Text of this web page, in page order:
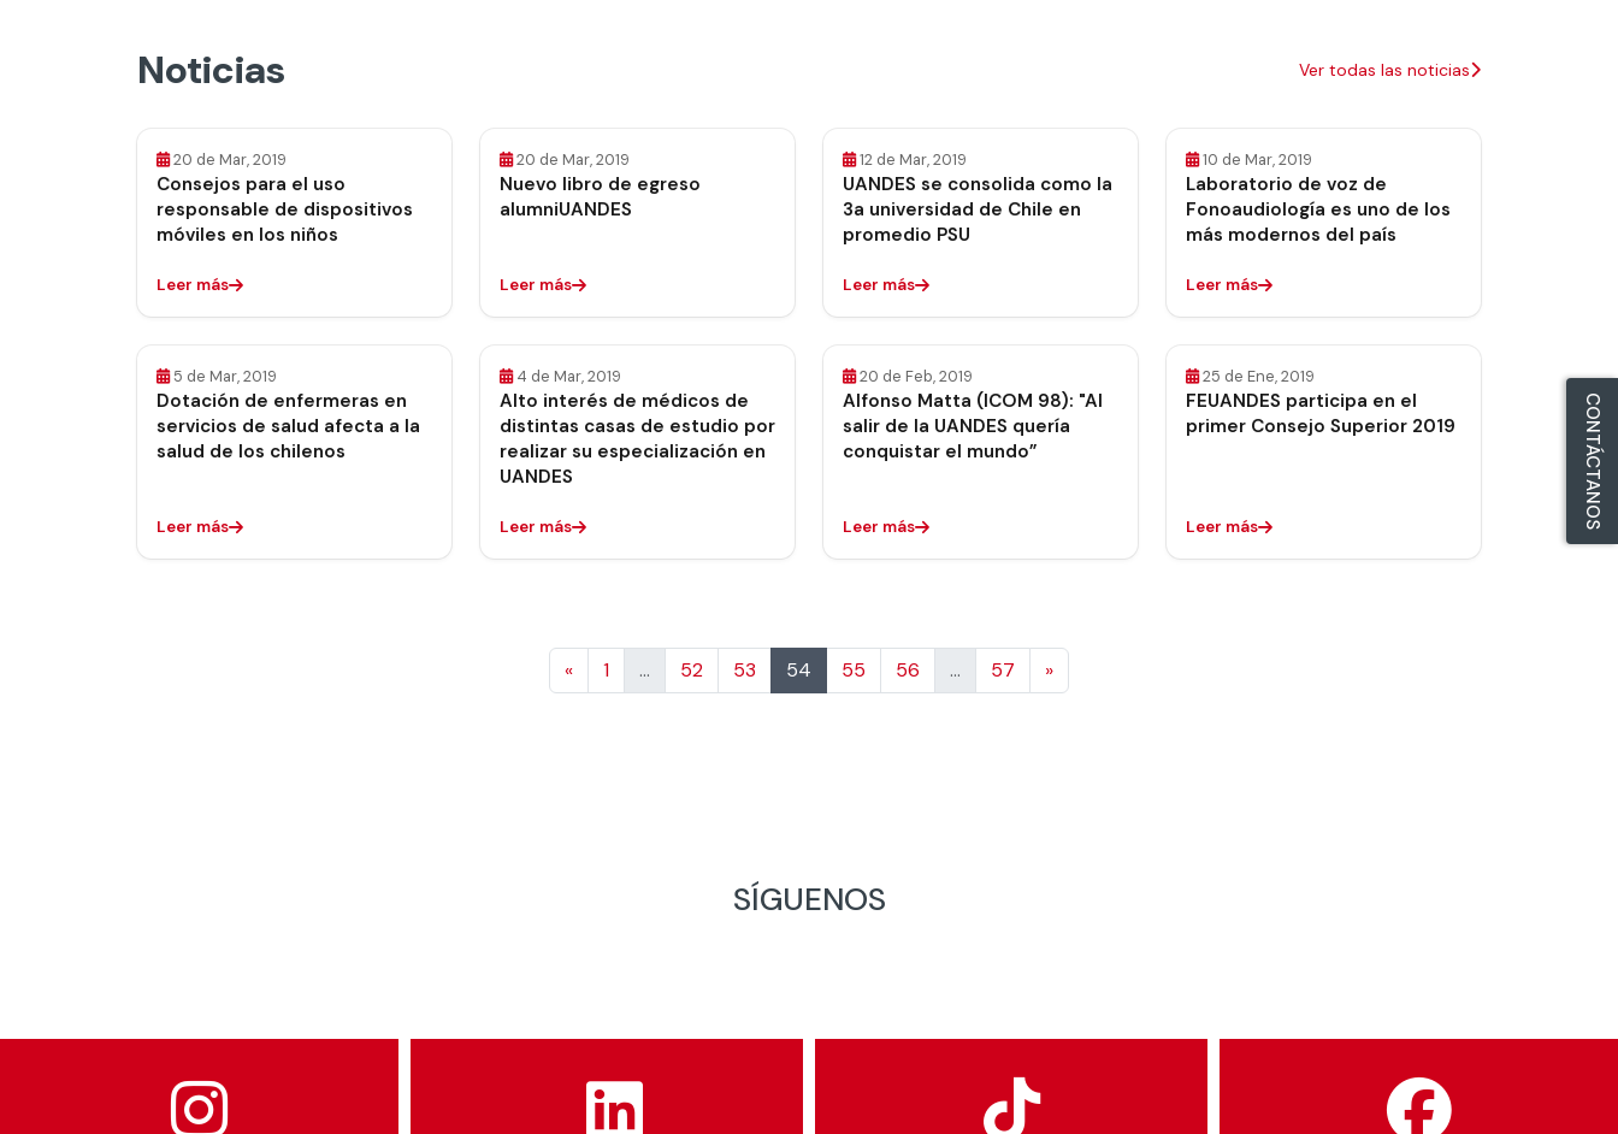
Noticias Ver todas las noticias
20 de Mar, 2019
Consejos para el uso
responsable de dispositivos
móviles en los niños
Leer más
20 de Mar, 2019
Nuevo libro de egreso
alumniUANDES
Leer más
12 de Mar, 2019
UANDES se consolida como la
3a universidad de Chile en
promedio PSU
Leer más
10 de Mar, 2019
Laboratorio de voz de
Fonoaudiología es uno de los
más modernos del país
Leer más
5 de Mar, 2019
Dotación de enfermeras en
servicios de salud afecta a la
salud de los chilenos
Leer más
4 de Mar, 2019
Alto interés de médicos de
distintas casas de estudio por
realizar su especialización en
UANDES
Leer más
20 de Feb, 2019
Alfonso Matta (ICOM 98): "Al
salir de la UANDES quería
conquistar el mundo”
Leer más
25 de Ene, 2019
FEUANDES participa en el
primer Consejo Superior 2019
Leer más
«Anterior
1 … 52 53 54 55 56 … 57 »Siguiente
SÍGUENOS
CONTÁCTANOS